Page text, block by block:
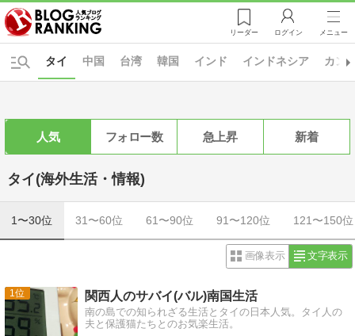
リーダー ログイン メニュー
中国 台湾 韓国 インド インドネシア カン
タイ
人気 フォロー数 急上昇 新着
タイ(海外生活・情報)
1〜30位 31〜60位 61〜90位 91〜120位 121〜150位
画像表示 文字表示
1 関西人のサバイ(バル)南国生活
南の島での知られざる生活とタイの日本人気。タイ人の
夫と保護猫たちとのお気楽生活。